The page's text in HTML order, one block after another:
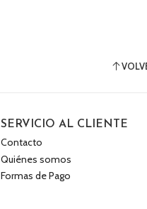
SERVICIO AL CLIENTE
Contacto
Quiénes somos
Formas de Pago